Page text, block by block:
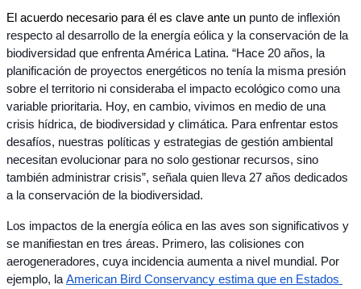
El acuerdo necesario para él es clave ante un punto de inflexión
respecto al desarrollo de la energía eólica y la conservación de la
biodiversidad que enfrenta América Latina. “Hace 20 años, la
planificación de proyectos energéticos no tenía la misma presión
sobre el territorio ni consideraba el impacto ecológico como una
variable prioritaria. Hoy, en cambio, vivimos en medio de una
crisis hídrica, de biodiversidad y climática. Para enfrentar estos
desafíos, nuestras políticas y estrategias de gestión ambiental
necesitan evolucionar para no solo gestionar recursos, sino
también administrar crisis”, señala quien lleva 27 años dedicados
a la conservación de la biodiversidad.
Los impactos de la energía eólica en las aves son significativos y
se manifiestan en tres áreas. Primero, las colisiones con
aerogeneradores, cuya incidencia aumenta a nivel mundial. Por
ejemplo, la American Bird Conservancy estima que en Estados